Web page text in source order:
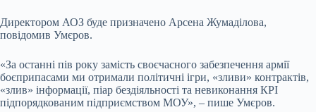
Директором АОЗ буде призначено Арсена Жумаділова,
повідомив Умєров.
«За останні пів року замість своєчасного забезпечення армії
боєприпасами ми отримали політичні ігри, «зливи» контрактів,
«злив» інформації, піар бездіяльності та невиконання КРІ
підпорядкованим підприємством МОУ», – пише Умєров.